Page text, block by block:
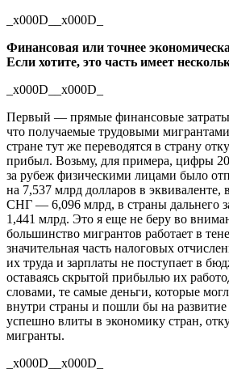
_x000D__x000D_
Финансовая или точнее
Если хотите, это часть имеет
_x000D__x000D_
Первый — прямые финансовые
что получаемые трудовыми
стране тут же переводятся в страну
прибыл. Возьму, для примера, цифры
за рубеж физическими лицами было
на 7,537 млрд долларов в эквиваленте,
СНГ — 6,096 млрд, в страны дальнего
1,441 млрд. Это я еще не беру во
большинство мигрантов работает в
значительная часть налоговых
их труда и зарплаты не поступает в
оставаясь скрытой прибылью их
словами, те самые деньги, которые
внутри страны и пошли бы на
успешно влиты в экономику стран,
мигранты.
_x000D__x000D_